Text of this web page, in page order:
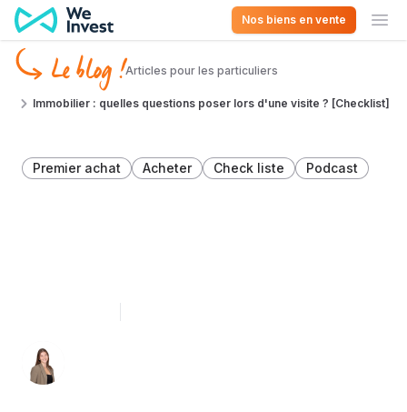
Aller au contenu
Nos biens en vente
Le blog !Articles pour les particuliers
Immobilier : quelles questions poser lors d'une visite ? [Checklist]
Premier achat Acheter Check liste Podcast